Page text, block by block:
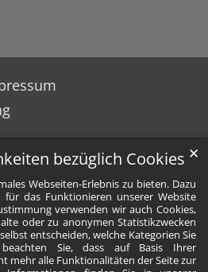
bezüglich Cookies
Webseiten-Erlebnis zu bieten. Dazu
das Funktionieren unserer Website
verwenden wir auch Cookies,
oder zu anonymen Statistikzwecken
entscheiden, welche Kategorien Sie
Sie, dass auf Basis Ihrer
mehr alle Funktionalitäten der Seite zur
✕